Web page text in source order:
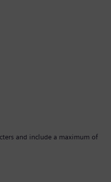
and include a maximum of